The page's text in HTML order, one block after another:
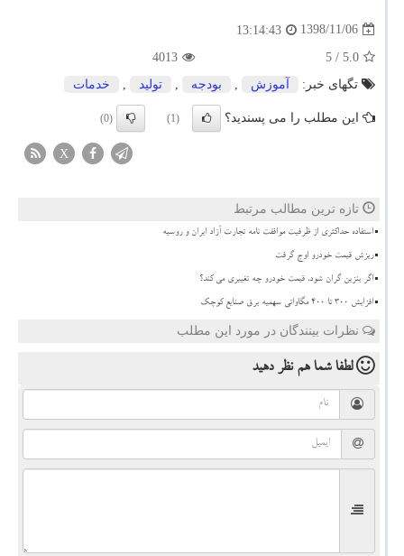
1398/11/06
13:14:43
5.0
/ 5
4013
تگهای خبر:
آموزش , بودجه , تولید , خدمات
این مطلب را می پسندید؟ (1)
(0)
X
تازه ترین مطالب مرتبط
استفاده حداکثری از ظرفیت موافقت نامه تجارت آزاد ایران و روسیه
ریزش قیمت خودرو اوج گرفت
اگر بنزین گران شود، قیمت خودرو چه تغییری می کند؟
افزایش 300 تا 400 مگاواتی سهمیه برق صنایع کوچک
نظرات بینندگان در مورد این مطلب
لطفا شما همنظر دهید